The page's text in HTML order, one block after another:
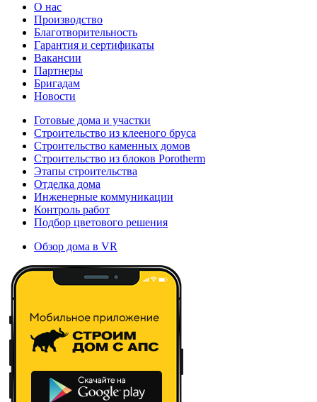
О нас
Производство
Благотворительность
Гарантия и сертификаты
Вакансии
Партнеры
Бригадам
Новости
Готовые дома и участки
Строительство из клееного бруса
Строительство каменных домов
Строительство из блоков Porotherm
Этапы строительства
Отделка дома
Инженерные коммуникации
Контроль работ
Подбор цветового решения
Обзор дома в VR